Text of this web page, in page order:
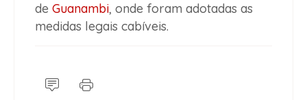
de Guanambi, onde foram adotadas as
medidas legais cabíveis.